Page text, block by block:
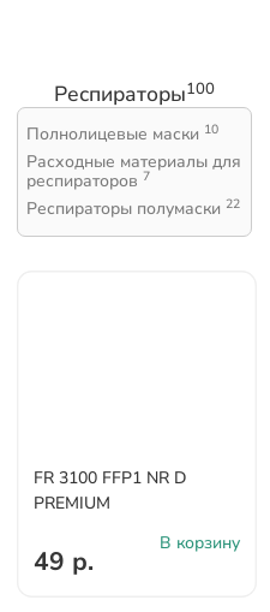
Респираторы100
Полнолицевые маски 10
Расходные материалы для
респираторов 7
Респираторы полумаски 22
FR 3100 FFP1 NR D
PREMIUM
49 р.
В корзину